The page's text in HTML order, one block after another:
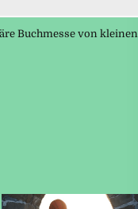
Buchmesse von kleinen